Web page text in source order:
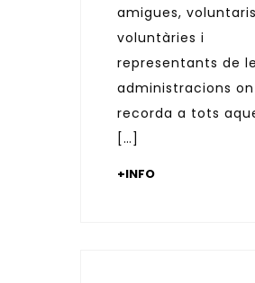
amigues,
voluntàries i
representants de
administracions on
recorda a tots
[…]
+INFO